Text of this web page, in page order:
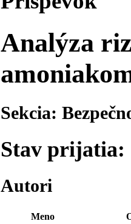
Analýza
Sekcia:
Stav prijatia:
Autori
Meno